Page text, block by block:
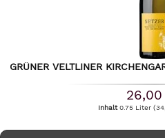
GRÜNER VELTLINER
Inhalt0.75 Liter